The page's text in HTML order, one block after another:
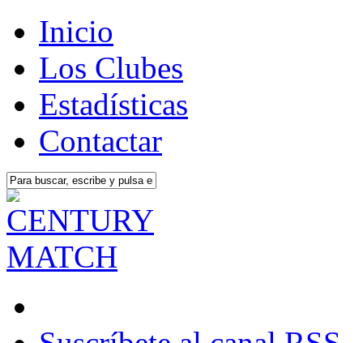
Inicio
Los Clubes
Estadísticas
Contactar